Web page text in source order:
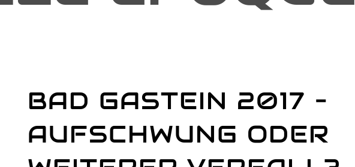
BAD GASTEIN 2017 –
AUFSCHWUNG ODER